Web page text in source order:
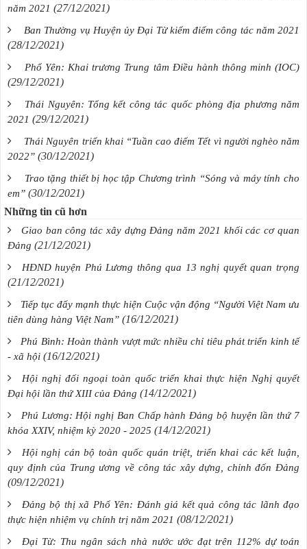
năm 2021 (27/12/2021)
Ban Thường vụ Huyện ủy Đại Từ kiểm điểm công tác năm 2021
(28/12/2021)
Phổ Yên: Khai trương Trung tâm Điều hành thông minh (IOC)
(29/12/2021)
Thái Nguyên: Tổng kết công tác quốc phòng địa phương năm
2021 (29/12/2021)
Thái Nguyên triển khai “Tuần cao điểm Tết vì người nghèo năm
2022” (30/12/2021)
Trao tặng thiết bị học tập Chương trình “Sóng và máy tính cho
em” (30/12/2021)
Những tin cũ hơn
Giao ban công tác xây dựng Đảng năm 2021 khối các cơ quan
Đảng (21/12/2021)
HĐND huyện Phú Lương thông qua 13 nghị quyết quan trọng
(21/12/2021)
Tiếp tục đẩy mạnh thực hiện Cuộc vận động “Người Việt Nam ưu
tiên dùng hàng Việt Nam” (16/12/2021)
Phú Bình: Hoàn thành vượt mức nhiều chỉ tiêu phát triển kinh tế
- xã hội (16/12/2021)
Hội nghị đối ngoại toàn quốc triển khai thực hiện Nghị quyết
Đại hội lần thứ XIII của Đảng (14/12/2021)
Phú Lương: Hội nghị Ban Chấp hành Đảng bộ huyện lần thứ 7
khóa XXIV, nhiệm kỳ 2020 - 2025 (14/12/2021)
Hội nghị cán bộ toàn quốc quán triệt, triển khai các kết luận,
quy định của Trung ương về công tác xây dựng, chỉnh đốn Đảng
(09/12/2021)
Đảng bộ thị xã Phổ Yên: Đánh giá kết quả công tác lãnh đạo
thực hiện nhiệm vụ chính trị năm 2021 (08/12/2021)
Đại Từ: Thu ngân sách nhà nước ước đạt trên 112% dự toán